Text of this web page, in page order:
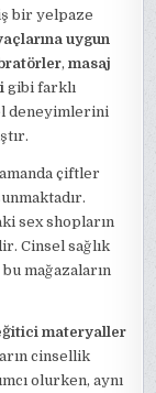
bir yelpaze
uygun
,masaj
gibi farklı
deneyimlerini
çiftler
sex shopların
Cinsel sağlık
mağazaların
materyaller
cinsellik
olurken, aynı